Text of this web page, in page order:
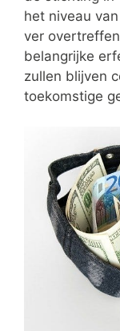
het niveau
ver
belangrijke
zullen blijven
toekomstige